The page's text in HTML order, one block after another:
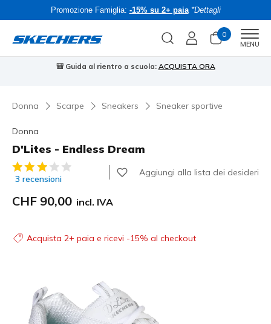
Promozione Famiglia: -15% su 2+ paia *Dettagli
0
MENU
🎒 Guida al rientro a scuola: ACQUISTA ORA
Donna Scarpe Sneakers Sneaker sportive
Donna
D'Lites - Endless Dream
Valutazione cliente 4.3 su 5
3 recensioni
Aggiungi alla lista dei desideri
CHF 90,00 incl. IVA
Acquista 2+ paia e ricevi -15% al checkout